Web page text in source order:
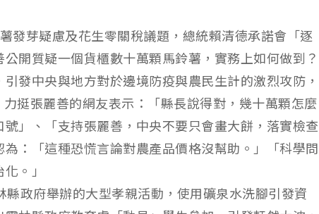
發芽疑慮及花生零關稅議題，總統賴清德承諾會「逐
開質疑一個貨櫃數十萬顆馬鈴薯，實務上如何做到？
發中央與地方對於邊境防疫與農民生計的激烈攻防，
挺張麗善的網友表示：「縣長說得對，幾十萬顆怎麼
」、「支持張麗善，中央不要只會畫大餅，落實檢查
：「這種恐慌言論對農產品價格沒幫助。」「科學問
。」
縣政府舉辦的大型孝親活動，使用礦泉水洗腳引發資